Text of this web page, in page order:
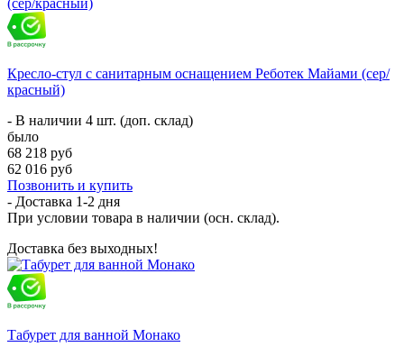
Кресло-стул с санитарным оснащением Реботек Майами (сер/
красный)
- В наличии 4 шт. (доп. склад)
было
68 218 руб
62 016 руб
Позвонить и купить
- Доставка 1-2 дня
При условии товара в наличии (осн. склад).
Доставка без выходных!
Табурет для ванной Монако